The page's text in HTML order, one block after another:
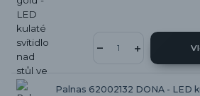
Palnas 62002132 DONA - LED